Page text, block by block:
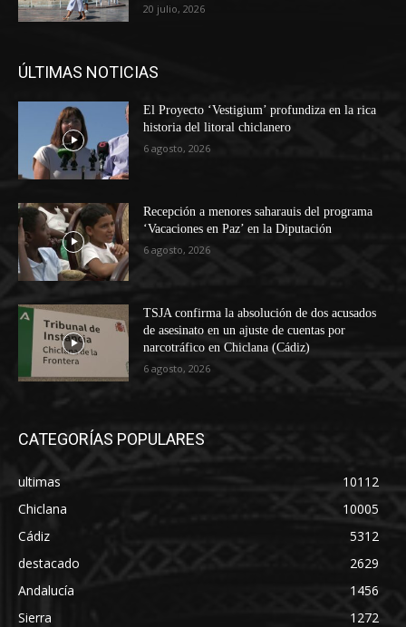
20 julio, 2026
ÚLTIMAS NOTICIAS
El Proyecto ‘Vestigium’ profundiza en la rica
historia del litoral chiclanero
6 agosto, 2026
Recepción a menores saharauis del programa
‘Vacaciones en Paz’ en la Diputación
6 agosto, 2026
TSJA confirma la absolución de dos acusados
de asesinato en un ajuste de cuentas por
narcotráfico en Chiclana (Cádiz)
6 agosto, 2026
CATEGORÍAS POPULARES
ultimas
10112
Chiclana
10005
Cádiz
5312
destacado
2629
Andalucía
1456
Sierra
1272